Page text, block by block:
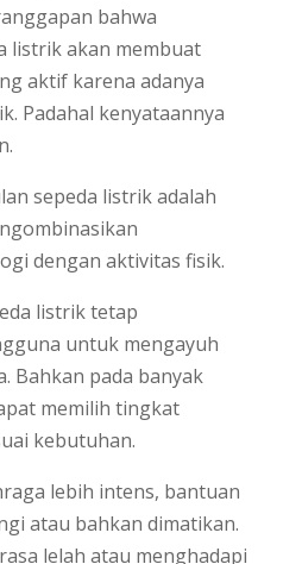
bahwa
listrik akan membuat
aktif karena adanya
Padahal kenyataannya
sepeda listrik adalah
dengan aktivitas fisik.
listrik tetap
untuk mengayuh
Bahkan pada banyak
memilih tingkat
kebutuhan.
lebih intens, bantuan
atau bahkan dimatikan.
lelah atau menghadapi